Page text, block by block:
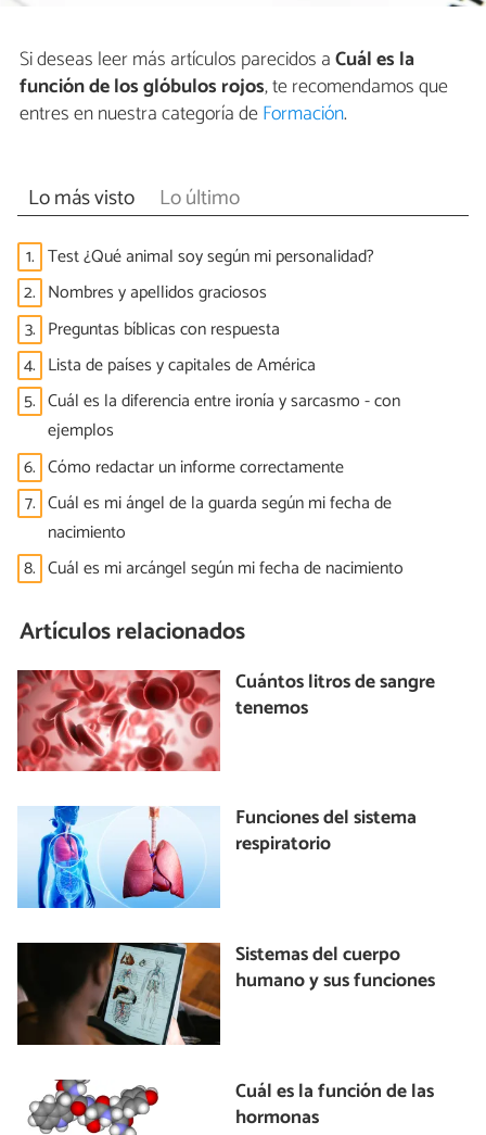
Si deseas leer más artículos parecidos aCuál es la
función de los glóbulos rojos, te recomendamos que
entres en nuestra categoría deFormación.
Lo más visto Lo último
1. Test ¿Qué animal soy según mi personalidad?
2. Nombres y apellidos graciosos
3. Preguntas bíblicas con respuesta
4. Lista de países y capitales de América
5. Cuál es la diferencia entre ironía y sarcasmo - con
ejemplos
6. Cómo redactar un informe correctamente
7. Cuál es mi ángel de la guarda según mi fecha de
nacimiento
8. Cuál es mi arcángel según mi fecha de nacimiento
Artículos relacionados
Cuántos litros de sangre
tenemos
Funciones del sistema
respiratorio
Sistemas del cuerpo
humano y sus funciones
Cuál es la función de las
hormonas